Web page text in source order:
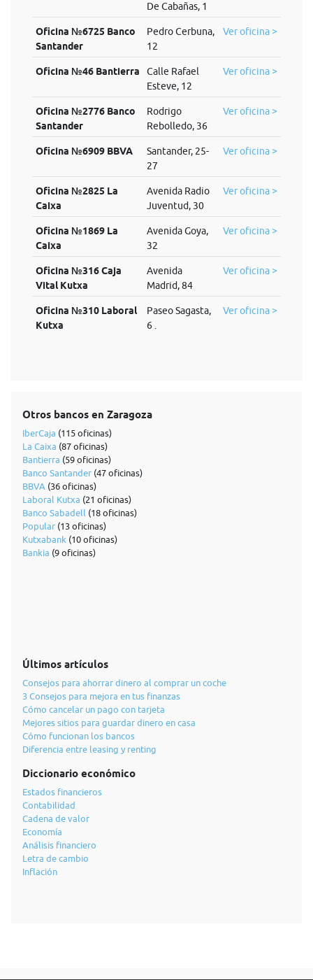
De Cabañas, 1
Oficina №6725 Banco
Santander
Pedro Cerbuna,
12
Ver oficina >
Oficina №46 Bantierra
Calle Rafael
Esteve, 12
Ver oficina >
Oficina №2776 Banco
Santander
Rodrigo
Rebolledo, 36
Ver oficina >
Oficina №6909 BBVA
Santander, 25-
27
Ver oficina >
Oficina №2825 La
Caixa
Avenida Radio
Juventud, 30
Ver oficina >
Oficina №1869 La
Caixa
Avenida Goya,
32
Ver oficina >
Oficina №316 Caja
Vital Kutxa
Avenida
Madrid, 84
Ver oficina >
Oficina №310 Laboral
Kutxa
Paseo Sagasta,
6 .
Ver oficina >
Otros bancos en Zaragoza
IberCaja (115 oficinas)
La Caixa (87 oficinas)
Bantierra (59 oficinas)
Banco Santander (47 oficinas)
BBVA (36 oficinas)
Laboral Kutxa (21 oficinas)
Banco Sabadell (18 oficinas)
Popular (13 oficinas)
Kutxabank (10 oficinas)
Bankia (9 oficinas)
Últimos artículos
Consejos para ahorrar dinero al comprar un coche
3 Consejos para mejora en tus finanzas
Cómo cancelar un pago con tarjeta
Mejores sitios para guardar dinero en casa
Cómo funcionan los bancos
Diferencia entre leasing y renting
Diccionario económico
Estados financieros
Contabilidad
Cadena de valor
Economía
Análisis financiero
Letra de cambio
Inflación